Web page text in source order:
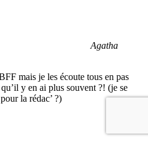
Agatha
mais je les écoute tous en pas
y en ai plus souvent ?! (je se
la rédac’ ?)